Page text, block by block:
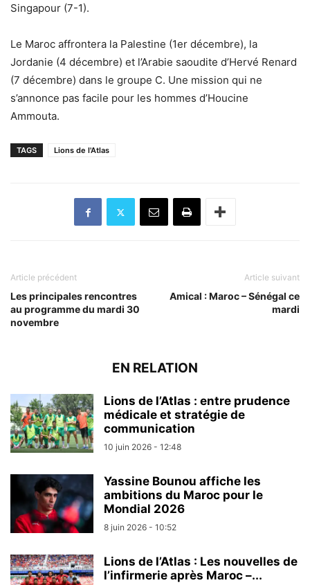
Singapour (7-1).
Le Maroc affrontera la Palestine (1er décembre), la
Jordanie (4 décembre) et l’Arabie saoudite d’Hervé Renard
(7 décembre) dans le groupe C. Une mission qui ne
s’annonce pas facile pour les hommes d’Houcine
Ammouta.
TAGS Lions de l'Atlas
Article précédent
Les principales rencontres
au programme du mardi 30
novembre
Article suivant
Amical : Maroc – Sénégal ce
mardi
EN RELATION
Lions de l’Atlas : entre prudence
médicale et stratégie de
communication
10 juin 2026 - 12:48
Yassine Bounou affiche les
ambitions du Maroc pour le
Mondial 2026
8 juin 2026 - 10:52
Lions de l’Atlas : Les nouvelles de
l’infirmerie après Maroc –...